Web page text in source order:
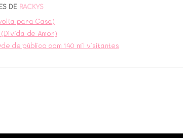
DE RACKYS
volta para Casa)
(Dívida de Amor)
de público com 140 mil visitantes